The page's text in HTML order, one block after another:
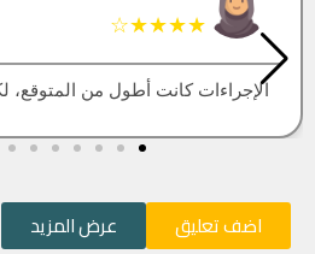
★★★★★
العقار اللي كنت أبيه طلع مباع،
اضف تعليق عرض المزيد